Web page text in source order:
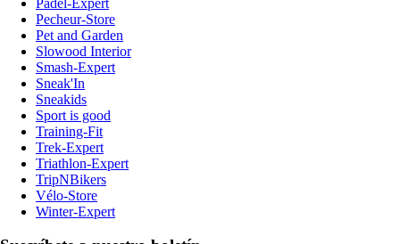
Pecheur-Store
Pet and Garden
Slowood Interior
Smash-Expert
Sneak'In
Sneakids
Sport is good
Training-Fit
Trek-Expert
Triathlon-Expert
TripNBikers
Vélo-Store
Winter-Expert